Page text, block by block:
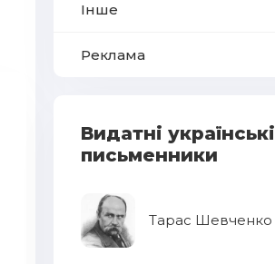
Інше
Реклама
Видатні українські
письменники
Тарас Шевченко